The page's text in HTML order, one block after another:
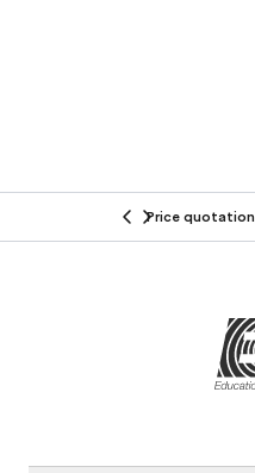
Price quotation